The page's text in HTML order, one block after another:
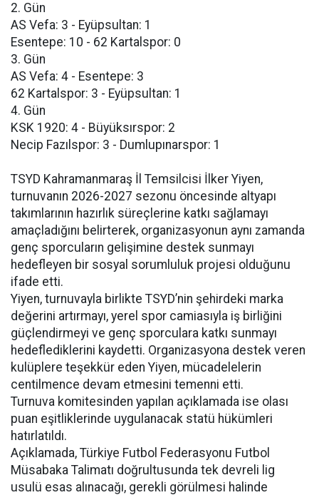
2. Gün
AS Vefa: 3 - Eyüpsultan: 1
Esentepe: 10 - 62 Kartalspor: 0
3. Gün
AS Vefa: 4 - Esentepe: 3
62 Kartalspor: 3 - Eyüpsultan: 1
4. Gün
KSK 1920: 4 - Büyüksırspor: 2
Necip Fazılspor: 3 - Dumlupınarspor: 1
TSYD Kahramanmaraş İl Temsilcisi İlker Yiyen,
turnuvanın 2026-2027 sezonu öncesinde altyapı
takımlarının hazırlık süreçlerine katkı sağlamayı
amaçladığını belirterek, organizasyonun aynı zamanda
genç sporcuların gelişimine destek sunmayı
hedefleyen bir sosyal sorumluluk projesi olduğunu
ifade etti.
Yiyen, turnuvayla birlikte TSYD’nin şehirdeki marka
değerini artırmayı, yerel spor camiasıyla iş birliğini
güçlendirmeyi ve genç sporculara katkı sunmayı
hedeflediklerini kaydetti. Organizasyona destek veren
kulüplere teşekkür eden Yiyen, mücadelelerin
centilmence devam etmesini temenni etti.
Turnuva komitesinden yapılan açıklamada ise olası
puan eşitliklerinde uygulanacak statü hükümleri
hatırlatıldı.
Açıklamada, Türkiye Futbol Federasyonu Futbol
Müsabaka Talimatı doğrultusunda tek devreli lig
usulü esas alınacağı, gerekli görülmesi halinde